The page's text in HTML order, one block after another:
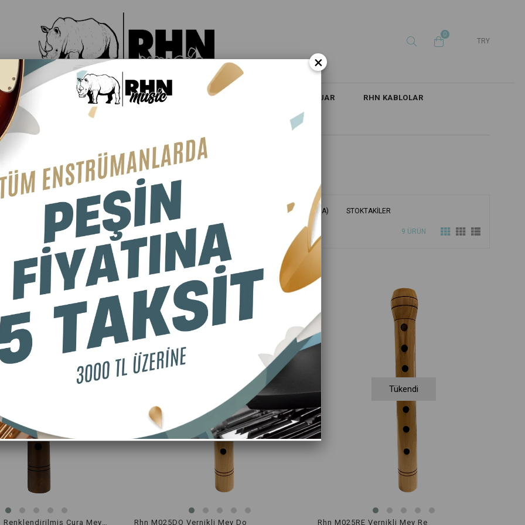
0
TRY
DAVUL & PERKÜSYON YAYLILAR TÜRK MÜZİĞİ AKSESUAR RHN KABLOLAR
FIYATA GÖRE (AZALAN) ÜRÜN ADINA GÖRE (A>Z) ÜRÜN ADINA GÖRE (Z<A) STOKTAKILER
9 ÜRÜN
Rhn M025DO Vernikli Mey Do
Tükendi
Rhn M025RE Vernikli Mey Re
×